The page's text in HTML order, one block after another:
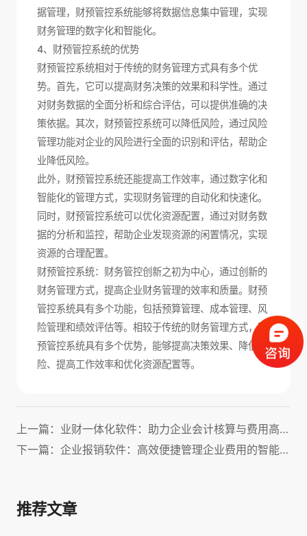
据管理，财预管控系统能够将数据信息集中管理，实现
财务管理的数字化和智能化。
4、财预管控系统的优势
财预管控系统相对于传统的财务管理方式具有多个优
势。首先，它可以提高财务决策的效果和科学性。通过
对财务数据的全面分析和综合评估，可以提供准确的决
策依据。其次，财预管控系统可以降低风险，通过风险
管理功能对企业的风险进行全面的识别和评估，帮助企
业降低风险。
此外，财预管控系统还能提高工作效率，通过数字化和
智能化的管理方式，实现财务管理的自动化和快速化。
同时，财预管控系统可以优化资源配置，通过对财务数
据的分析和监控，帮助企业发现资源的闲置情况，实现
资源的合理配置。
财预管控系统：财务管控创新之初为中心，通过创新的
财务管理方式，提高企业财务管理的效率和质量。财预
管控系统具有多个功能，包括预算管理、成本管理、风
险管理和绩效评估等。相较于传统的财务管理方式，财
预管控系统具有多个优势，能够提高决策效果、降低风
险、提高工作效率和优化资源配置等。
上一篇：业财一体化软件：助力企业会计核算与费用高效管理！
下一篇：企业报销软件：高效便捷管理企业费用的智能化解决方案
推荐文章